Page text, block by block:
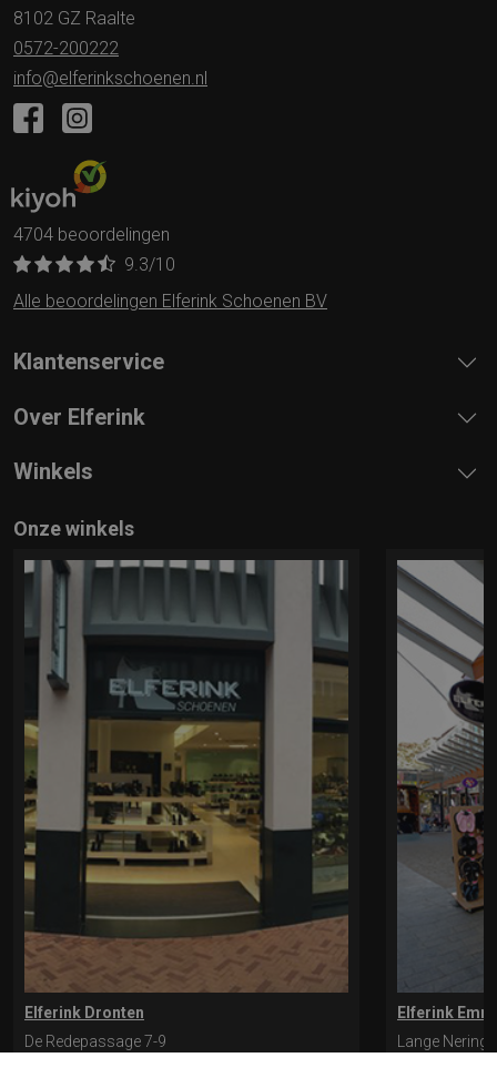
8102 GZ Raalte
0572-200222
info@elferinkschoenen.nl
4704 beoordelingen
9.3/10
Alle beoordelingen Elferink Schoenen BV
Klantenservice
Over Elferink
Winkels
Onze winkels
Elferink Dronten
De Redepassage 7-9
Elferink
Lange Nering